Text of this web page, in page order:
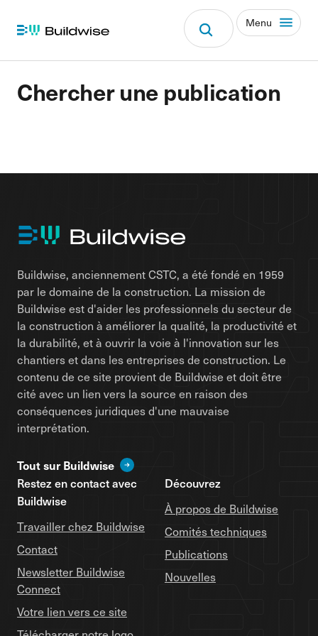
Menu
Chercher une publication
Buildwise, anciennement CSTC, a été fondé en 1959
par le domaine de la construction. La mission de
Buildwise est d'aider les professionnels du secteur de
la construction à améliorer la qualité, la productivité et
la durabilité, et à ouvrir la voie à l'innovation sur les
chantiers et dans les entreprises de construction. Le
contenu de ce site provient de Buildwise et doit être
cité avec un lien vers la source en raison des
conséquences juridiques d'une mauvaise
interprétation.
Tout sur Buildwise
Restez en contact avec
Buildwise
Travailler chez Buildwise
Contact
Newsletter Buildwise
Connect
Votre lien vers ce site
Découvrez
À propos de Buildwise
Comités techniques
Publications
Nouvelles